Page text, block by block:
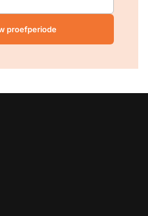
proefperiode